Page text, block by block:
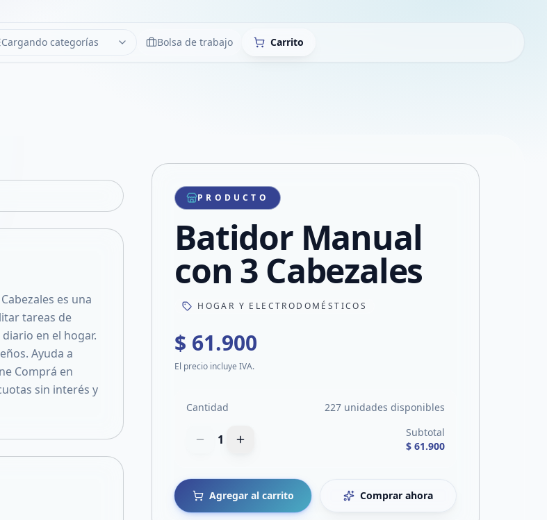
Cargando categorías LimpiarBolsa de trabajo Carrito
es una
tareas de
en el hogar.
Ayuda a
Comprá en
sin interés y
PRODUCTO
Batidor Manual
con 3 Cabezales
HOGAR Y ELECTRODOMÉSTICOS
$ 61.900
El precio incluye IVA.
Cantidad 227 unidades disponibles
1
Subtotal
$ 61.900
Agregar al carrito Comprar ahora